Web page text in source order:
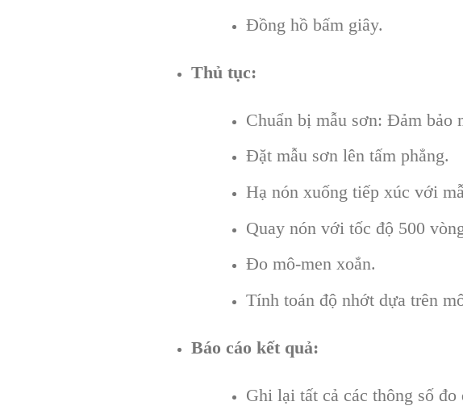
Đồng hồ bấm giây.
Thủ tục:
Chuẩn bị mẫu sơn: Đảm bảo
Đặt mẫu sơn lên tấm phẳng.
Hạ nón xuống tiếp xúc với
Quay nón với tốc độ 500
Đo mô-men xoắn.
Tính toán độ nhớt dựa trên
Báo cáo kết quả:
Ghi lại tất cả các thông số